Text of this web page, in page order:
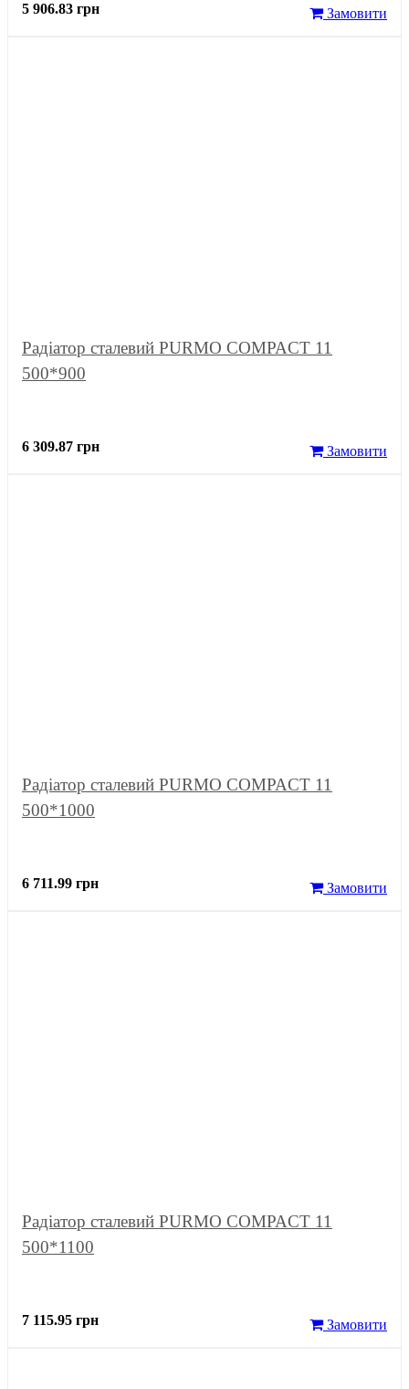
5 906.83 грн Замовити
Радіатор сталевий PURMO COMPACT 11
500*900
6 309.87 грн Замовити
Радіатор сталевий PURMO COMPACT 11
500*1000
6 711.99 грн Замовити
Радіатор сталевий PURMO COMPACT 11
500*1100
7 115.95 грн Замовити